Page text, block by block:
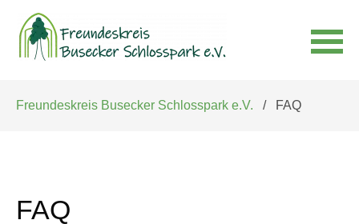
überspringen
Freundeskreis Busecker Schlosspark e.V. FAQ
FAQ